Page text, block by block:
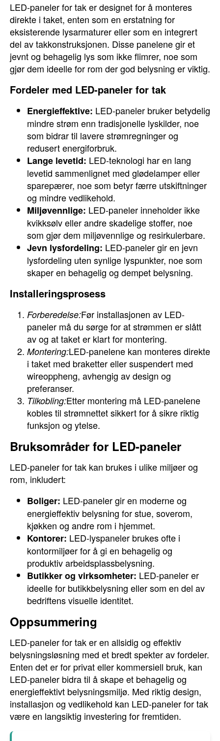
LED-paneler for tak er designet for å monteres
direkte i taket, enten som en erstatning for
eksisterende lysarmaturer eller som en integrert
del av takkonstruksjonen. Disse panelene gir et
jevnt og behagelig lys som ikke flimrer, noe som
gjør dem ideelle for rom der god belysning er viktig.
Fordeler med LED-paneler for tak
Energieffektive: LED-paneler bruker betydelig
mindre strøm enn tradisjonelle lyskilder, noe
som bidrar til lavere strømregninger og
redusert energiforbruk.
Lange levetid: LED-teknologi har en lang
levetid sammenlignet med glødelamper eller
sparepærer, noe som betyr færre utskiftninger
og mindre vedlikehold.
Miljøvennlige: LED-paneler inneholder ikke
kvikksølv eller andre skadelige stoffer, noe
som gjør dem miljøvennlige og resirkulerbare.
Jevn lysfordeling: LED-paneler gir en jevn
lysfordeling uten synlige lyspunkter, noe som
skaper en behagelig og dempet belysning.
Installeringsprosess
Forberedelse:Før installasjonen av LED-
paneler må du sørge for at strømmen er slått
av og at taket er klart for montering.
Montering:LED-panelene kan monteres direkte
i taket med braketter eller suspendert med
wireoppheng, avhengig av design og
preferanser.
Tilkobling:Etter montering må LED-panelene
kobles til strømnettet sikkert for å sikre riktig
funksjon og ytelse.
Bruksområder for LED-paneler
LED-paneler for tak kan brukes i ulike miljøer og
rom, inkludert:
Boliger: LED-paneler gir en moderne og
energieffektiv belysning for stue, soverom,
kjøkken og andre rom i hjemmet.
Kontorer: LED-lyspaneler brukes ofte i
kontormiljøer for å gi en behagelig og
produktiv arbeidsplassbelysning.
Butikker og virksomheter: LED-paneler er
ideelle for butikkbelysning eller som en del av
bedriftens visuelle identitet.
Oppsummering
LED-paneler for tak er en allsidig og effektiv
belysningsløsning med et bredt spekter av fordeler.
Enten det er for privat eller kommersiell bruk, kan
LED-paneler bidra til å skape et behagelig og
energieffektivt belysningsmiljø. Med riktig design,
installasjon og vedlikehold kan LED-paneler for tak
være en langsiktig investering for fremtiden.